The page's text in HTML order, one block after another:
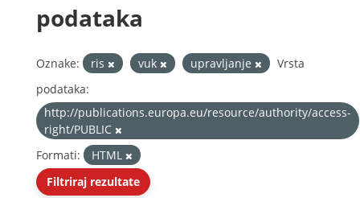
podataka
Oznake: ris vuk upravljanje
Vrsta
podataka:
http://publications.europa.eu/resource/authority/access-
right/PUBLIC
Formati:
HTML
Filtriraj rezultate